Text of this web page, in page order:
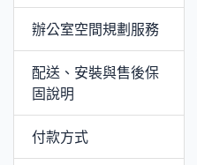
辦公室空間規劃服務
配送、安裝與售後保
固說明
付款方式